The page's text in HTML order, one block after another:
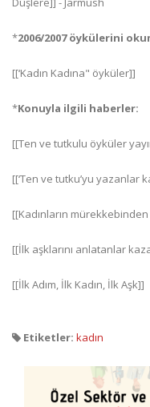
*2006/2007 öykülerini
[[‘Kadın Kadına" öyküler]]
*Konuyla ilgili haberler:
[[Ten ve tutkulu öyküler
[[‘Ten ve tutku’yu yazanlar
[[Kadınların mürekkebinden
[[İlk aşklarını anlatanlar
[[İlk Adım, İlk Kadın, İlk Aşk]]
Etiketler: kadın